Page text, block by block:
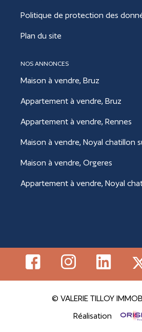
Politique de protection des
Plan du site
NOS ANNONCES
Maison à vendre, Bruz
Appartement à vendre, Bruz
Appartement à vendre, Rennes
Maison à vendre, Noyal chatillon
Maison à vendre, Orgeres
Appartement à vendre, Noyal
© VALERIE TILLOY
Réalisation